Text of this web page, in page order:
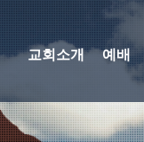
교회소개
예배